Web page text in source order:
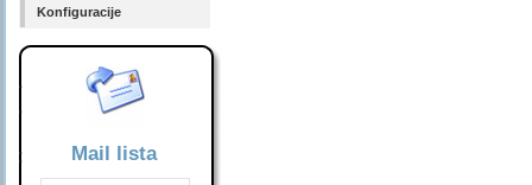
Konfiguracije
Mail lista